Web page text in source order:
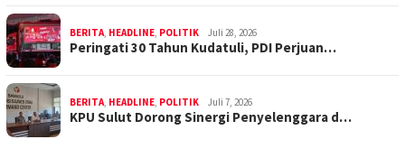
BERITA, HEADLINE, POLITIK Juli 28, 2026
Peringati 30 Tahun Kudatuli, PDI Perjuan…
BERITA, HEADLINE, POLITIK Juli 7, 2026
KPU Sulut Dorong Sinergi Penyelenggara d…